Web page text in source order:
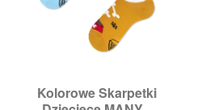
Kolorowe Skarpetki